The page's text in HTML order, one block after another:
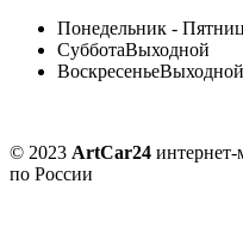
Понедельник -
СубботаВыходной
ВоскресеньеВыходной
© 2023 ArtCar24 интернет-
по России